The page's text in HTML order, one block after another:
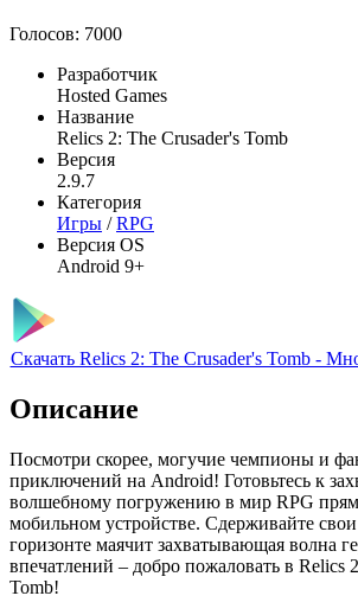
Голосов: 7000
Разработчик
Hosted Games
Название
Relics 2: The Crusader's Tomb
Версия
2.9.7
Категория
Игры /RPG
Версия OS
Android 9+
Скачать Relics 2: The Crusader's Tomb -
Описание
Посмотри скорее, могучие чемпионы и
приключений на Android! Готовьтесь к
волшебному погружению в мир RPG
мобильном устройстве. Сдерживайте свои
горизонте маячит захватывающая волна
впечатлений – добро пожаловать в Relics
Tomb!